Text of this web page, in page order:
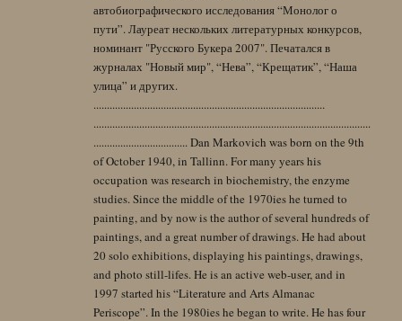
автобиографического исследования “Монолог о
пути”. Лауреат нескольких литературных конкурсов,
номинант "Русского Букера 2007". Печатался в
журналах "Новый мир", “Нева”, “Крещатик”, “Наша
улица” и других.
......................................................................................
.......................................................................................................
................................... Dan Markovich was born on the 9th
of October 1940, in Tallinn. For many years his
occupation was research in biochemistry, the enzyme
studies. Since the middle of the 1970ies he turned to
painting, and by now is the author of several hundreds of
paintings, and a great number of drawings. He had about
20 solo exhibitions, displaying his paintings, drawings,
and photo still-lifes. He is an active web-user, and in
1997 started his “Literature and Arts Almanac
Periscope”. In the 1980ies he began to write. He has four